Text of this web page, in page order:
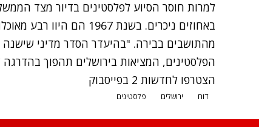
למרות חוסר הסיוע לפלסטינים בדיור מצד
מהתושבים בבירה. "בהיעדר הסדר מדיני
הפלסטינים, המציאות בירושלים תהפוך
הצטרפו לחדשות 2 בפייסבוק
דוח ירושלים פלסטינים